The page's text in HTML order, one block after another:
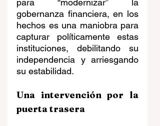
para “modernizar” la
gobernanza financiera, en los
hechos es una maniobra para
capturar políticamente estas
instituciones, debilitando su
independencia y arriesgando
su estabilidad.
Una intervención por la
puerta trasera